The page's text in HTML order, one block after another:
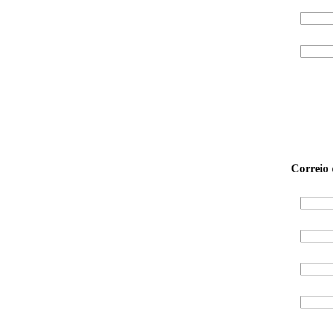
Correio